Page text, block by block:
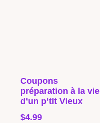
Coupons
préparation à la vie
d’un p’tit Vieux
$4.99